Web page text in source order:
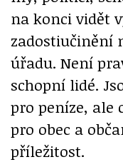
na konci vidět
zadostiučinění
úřadu. Není
schopní lidé.
pro peníze, ale
pro obec a
příležitost.